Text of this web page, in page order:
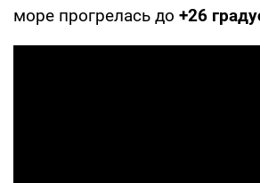
море прогрелась до +26